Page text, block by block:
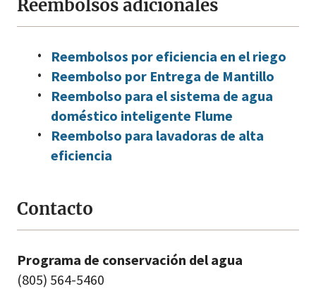
Reembolsos adicionales
Reembolsos por eficiencia en el riego
Reembolso por Entrega de Mantillo
Reembolso para el sistema de agua
doméstico inteligente Flume
Reembolso para lavadoras de alta
eficiencia
Contacto
Programa de conservación del agua
(805) 564-5460